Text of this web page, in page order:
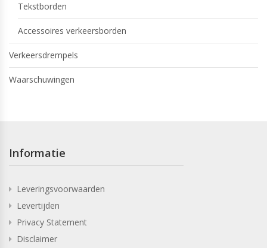
Tekstborden
Accessoires verkeersborden
Verkeersdrempels
Waarschuwingen
Informatie
Leveringsvoorwaarden
Levertijden
Privacy Statement
Disclaimer